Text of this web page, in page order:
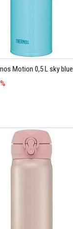
Motion 0,5 L sky blue